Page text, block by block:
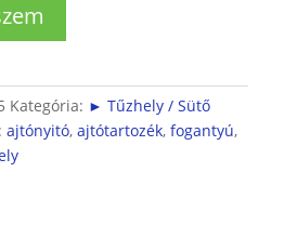
Kategória: ► Tűzhely / Sütő
ajtónyitó, ajtótartozék, fogantyú,